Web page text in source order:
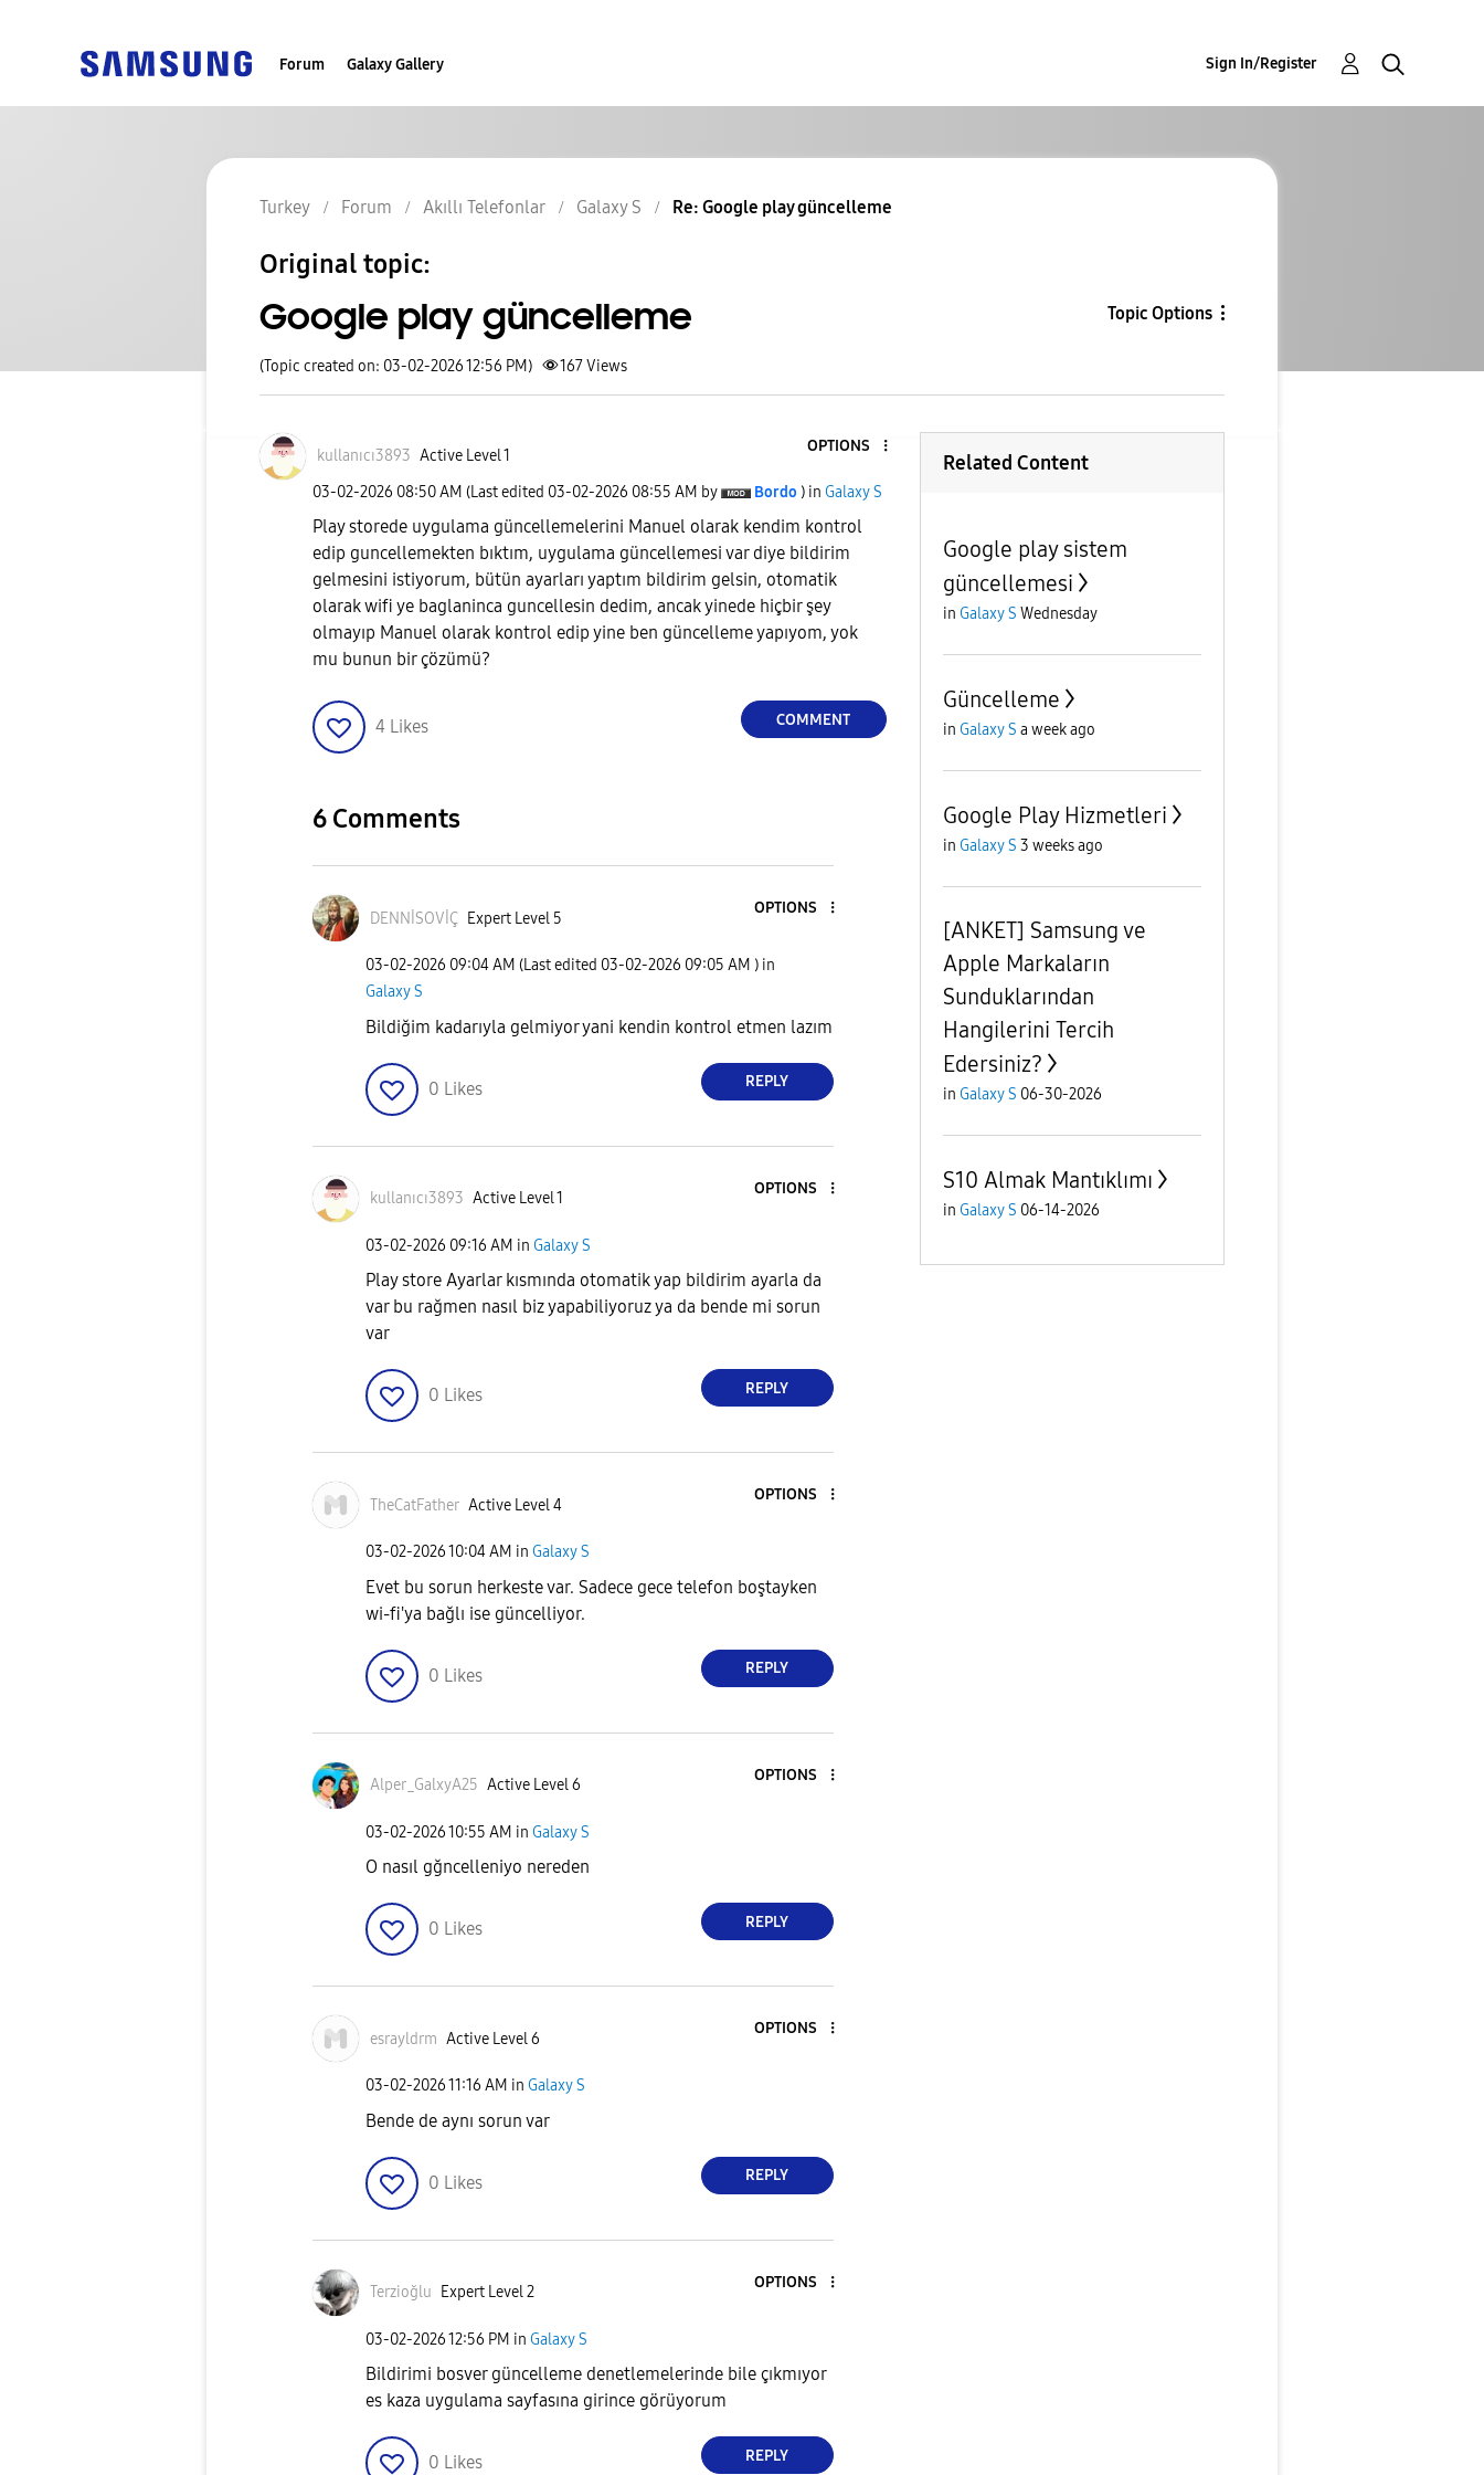
Forum Galaxy Gallery Sign In/Register
Turkey Forum Akıllı Telefonlar Galaxy S Re: Google play güncelleme
Original topic:
Google play güncelleme Topic Options
(Topic created on: 03-02-2026 12:56 PM) 167Views
kullanıcı3893 Active Level 1
OPTIONS
‎03-02-2026 08:50 AM (Last edited ‎03-02-2026 08:55 AM by Bordo ) in Galaxy S
Play storede uygulama güncellemelerini Manuel olarak kendim kontrol
edip guncellemekten bıktım, uygulama güncellemesi var diye bildirim
gelmesini istiyorum, bütün ayarları yaptım bildirim gelsin, otomatik
olarak wifi ye baglaninca guncellesin dedim, ancak yinede hiçbir şey
olmayıp Manuel olarak kontrol edip yine ben güncelleme yapıyom, yok
mu bunun bir çözümü?
4 Likes COMMENT
6 Comments
DENNİSOVİÇ Expert Level 5
OPTIONS
‎03-02-2026 09:04 AM (Last edited ‎03-02-2026 09:05 AM ) in
Galaxy S
Bildiğim kadarıyla gelmiyor yani kendin kontrol etmen lazım
0 Likes REPLY
kullanıcı3893 Active Level 1
OPTIONS
‎03-02-2026 09:16 AM in Galaxy S
Play store Ayarlar kısmında otomatik yap bildirim ayarla da
var bu rağmen nasıl biz yapabiliyoruz ya da bende mi sorun
var
0 Likes REPLY
TheCatFather Active Level 4
OPTIONS
‎03-02-202610:04 AM in Galaxy S
Evet bu sorun herkeste var. Sadece gece telefon boştayken
wi-fi'ya bağlı ise güncelliyor.
0 Likes REPLY
Alper_GalxyA25 Active Level 6
OPTIONS
‎03-02-202610:55 AM in Galaxy S
O nasıl gğncelleniyo nereden
0 Likes REPLY
esrayldrm Active Level 6
OPTIONS
‎03-02-202611:16 AM in Galaxy S
Bende de aynı sorun var
0 Likes REPLY
Terzioğlu Expert Level 2
OPTIONS
‎03-02-202612:56 PM in Galaxy S
Bildirimi bosver güncelleme denetlemelerinde bile çıkmıyor
es kaza uygulama sayfasına girince görüyorum
0 Likes REPLY
Related Content
Google play sistem
güncellemesi
in Galaxy S Wednesday
Güncelleme
in Galaxy S a week ago
Google Play Hizmetleri
in Galaxy S 3 weeks ago
[ANKET] Samsung ve
Apple Markaların
Sunduklarından
Hangilerini Tercih
Edersiniz?
in Galaxy S 06-30-2026
S10 Almak Mantıklımı
in Galaxy S 06-14-2026